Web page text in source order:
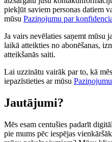
piekļūt saviem personas datiem
mūsu Paziņojumu par
Ja vairs nevēlaties saņemt mūsu
laikā atteikties no abonēšanas,
atteikšanās saiti.
Lai uzzinātu vairāk par to, kā
iepazīstieties ar mūsu
Jautājumi?
Mēs esam centušies padarīt
pie mums pēc iespējas